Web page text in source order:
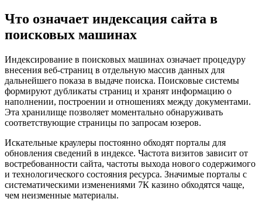
Что означает индексация сайта в
поисковых машинах
Индексирование в поисковых машинах означает процедуру
внесения веб-страниц в отдельную массив данных для
дальнейшего показа в выдаче поиска. Поисковые системы
формируют дубликаты страниц и хранят информацию о
наполнении, построении и отношениях между документами.
Эта хранилище позволяет моментально обнаруживать
соответствующие страницы по запросам юзеров.
Искательные краулеры постоянно обходят порталы для
обновления сведений в индексе. Частота визитов зависит от
востребованности сайта, частоты выхода нового содержимого
и технологического состояния ресурса. Значимые порталы с
систематическими изменениями 7К казино обходятся чаще,
чем неизменные материалы.